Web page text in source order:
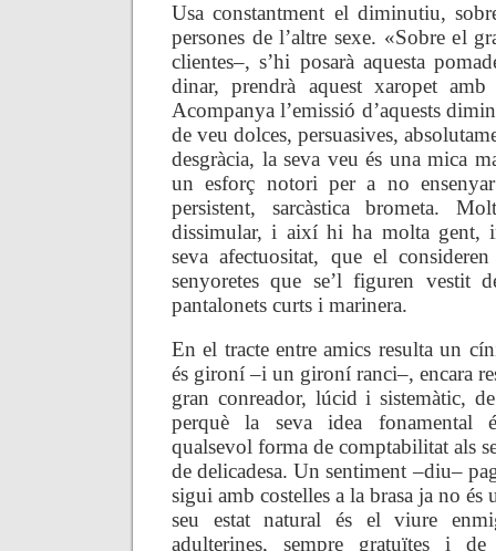
Usa constantment el diminutiu,
persones de l’altre sexe. «Sobre el
clientes–, s’hi posarà aquesta
dinar, prendrà aquest xaropet
Acompanya l’emissió d’aquests
de veu dolces, persuasives,
desgràcia, la seva veu és una mica
un esforç notori per a no
persistent, sarcàstica brometa.
dissimular, i així hi ha molta gent,
seva afectuositat, que el
senyoretes que se’l figuren vestit
pantalonets curts i marinera.
En el tracte entre amics resulta un
és gironí –i un gironí ranci–, encara
gran conreador, lúcid i sistemàtic,
perquè la seva idea fonamental
qualsevol forma de comptabilitat als
de delicadesa. Un sentiment –diu–
sigui amb costelles a la brasa ja no
seu estat natural és el viure
adulterines, sempre gratuïtes i de